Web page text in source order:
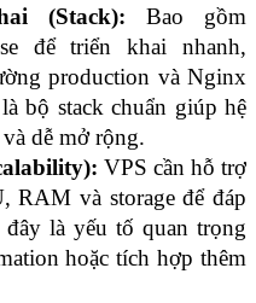
(Stack): Bao gồm
để triển khai nhanh,
production và Nginx
bộ stack chuẩn giúp hệ
dễ mở rộng.
VPS cần hỗ trợ
RAM và storage để đáp
là yếu tố quan trọng
hoặc tích hợp thêm